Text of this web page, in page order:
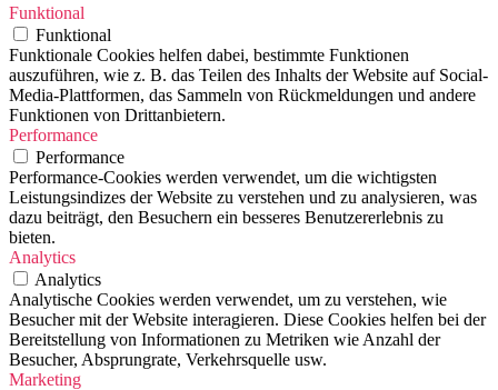
Funktional
Funktional
Funktionale Cookies helfen dabei, bestimmte Funktionen
auszuführen, wie z. B. das Teilen des Inhalts der Website auf Social-
Media-Plattformen, das Sammeln von Rückmeldungen und andere
Funktionen von Drittanbietern.
Performance
Performance
Performance-Cookies werden verwendet, um die wichtigsten
Leistungsindizes der Website zu verstehen und zu analysieren, was
dazu beiträgt, den Besuchern ein besseres Benutzererlebnis zu
bieten.
Analytics
Analytics
Analytische Cookies werden verwendet, um zu verstehen, wie
Besucher mit der Website interagieren. Diese Cookies helfen bei der
Bereitstellung von Informationen zu Metriken wie Anzahl der
Besucher, Absprungrate, Verkehrsquelle usw.
Marketing